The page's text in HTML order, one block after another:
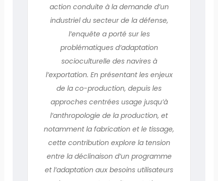
action conduite à la demande d’un
industriel du secteur de la défense,
l’enquête a porté sur les
problématiques d’adaptation
socioculturelle des navires à
l’exportation. En présentant les enjeux
de la co-production, depuis les
approches centrées usage jusqu’à
l’anthro­pologie de la production, et
notamment la fabrication et le tissage,
cette contribution explore la tension
entre la déclinaison d’un programme
et l’adaptation aux besoins utilisateurs